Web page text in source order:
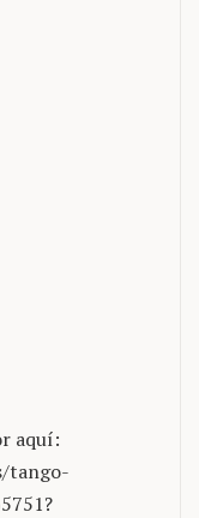
aquí:
tango-